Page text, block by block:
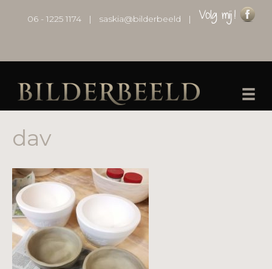
06 - 1225 1174 | saskia@bilderbeeld |
dav